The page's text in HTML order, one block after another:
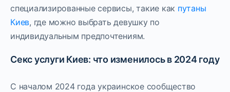
специализированные сервисы, такие как путаны
Киев, где можно выбрать девушку по
индивидуальным предпочтениям.
Секс услуги Киев: что изменилось в 2024 году
С началом 2024 года украинское сообщество